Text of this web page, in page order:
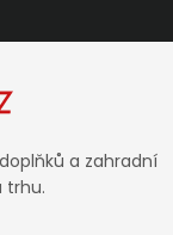
a zahradní
trhu.